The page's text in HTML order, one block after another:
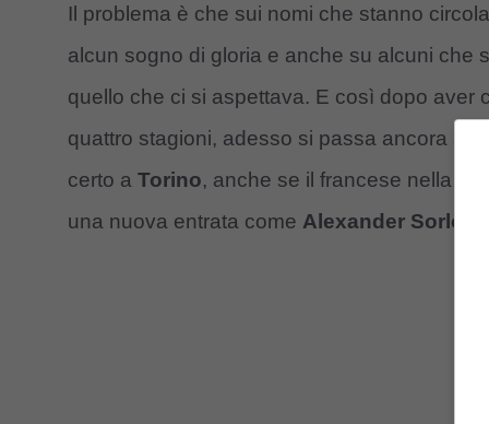
Il problema è che sui nomi che stanno
alcun sogno di gloria e anche su alcuni che
quello che ci si aspettava. E così dopo aver
quattro stagioni, adesso si passa ancora a
certo a Torino, anche se il francese nella
una nuova entrata come Alexander Sorloth